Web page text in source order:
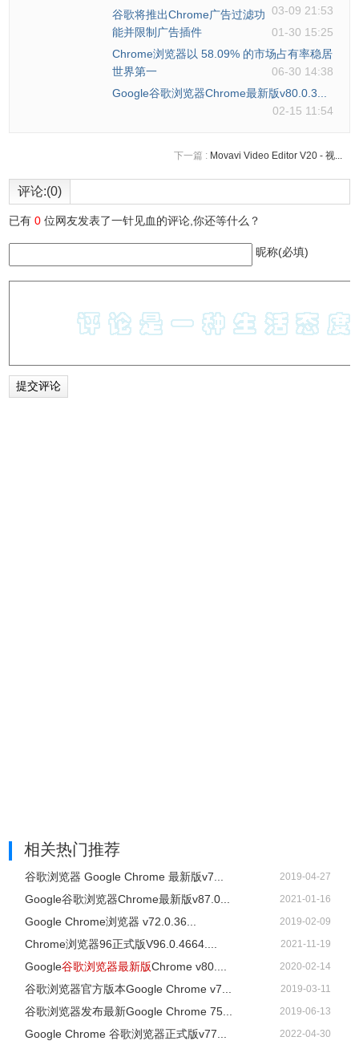
03-09 21:53
谷歌将推出Chrome广告过滤功
能并限制广告插件
01-30 15:25
Chrome浏览器以 58.09% 的市场占有率稳居
世界第一
06-30 14:38
Google谷歌浏览器Chrome最新版v80.0.3...
02-15 11:54
下一篇 : Movavi Video Editor V20 - 视...
评论:(0)
已有0 位网友发表了一针见血的评论,你还等什么？
昵称(必填)
相关热门推荐
谷歌浏览器 Google Chrome 最新版v7... 2019-04-27
Google谷歌浏览器Chrome最新版v87.0... 2021-01-16
Google Chrome浏览器 v72.0.36... 2019-02-09
Chrome浏览器96正式版V96.0.4664.... 2021-11-19
Google谷歌浏览器最新版Chrome v80.... 2020-02-14
谷歌浏览器官方版本Google Chrome v7... 2019-03-11
谷歌浏览器发布最新Google Chrome 75... 2019-06-13
Google Chrome 谷歌浏览器正式版v77... 2022-04-30